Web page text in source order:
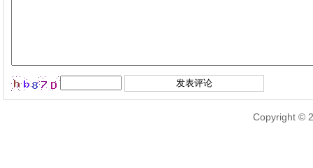
Copyright ©